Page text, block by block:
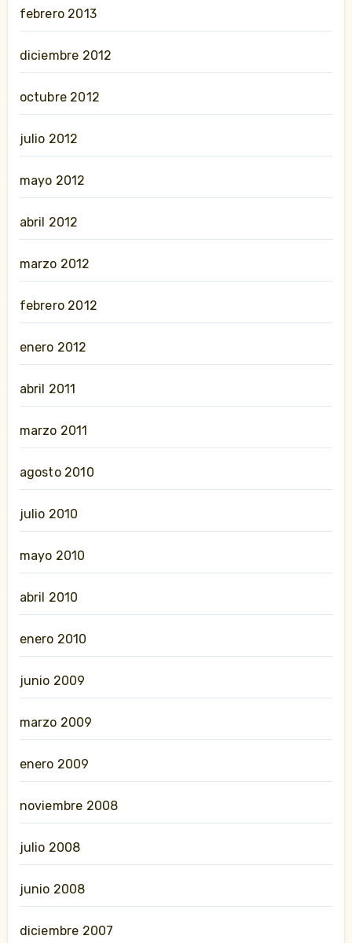
febrero 2013
diciembre 2012
octubre 2012
julio 2012
mayo 2012
abril 2012
marzo 2012
febrero 2012
enero 2012
abril 2011
marzo 2011
agosto 2010
julio 2010
mayo 2010
abril 2010
enero 2010
junio 2009
marzo 2009
enero 2009
noviembre 2008
julio 2008
junio 2008
diciembre 2007